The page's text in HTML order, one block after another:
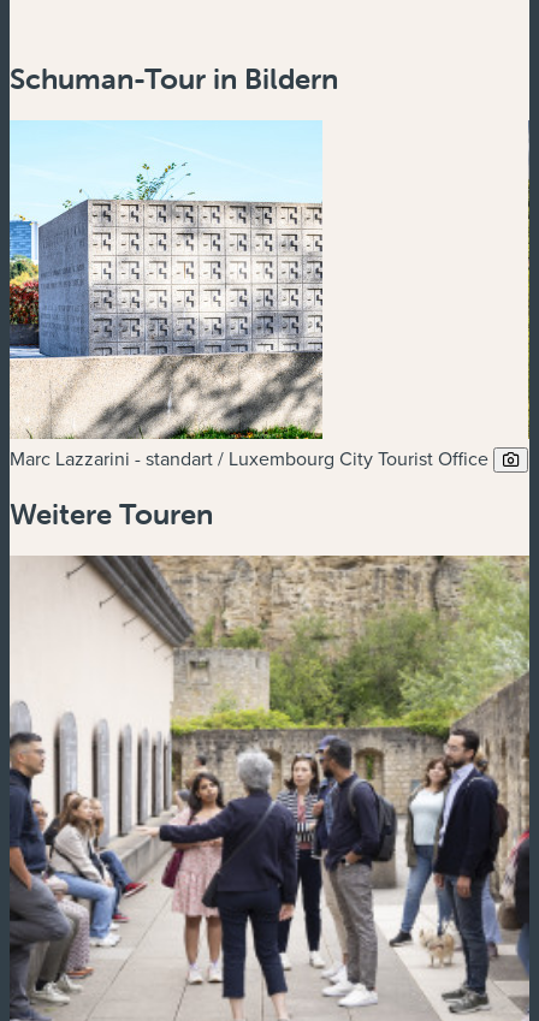
Schuman-Tour in Bildern
Marc Lazzarini - standart / Luxembourg City Tourist Office
Weitere Touren